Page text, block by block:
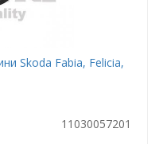
Skoda Fabia, Felicia,
11030057201